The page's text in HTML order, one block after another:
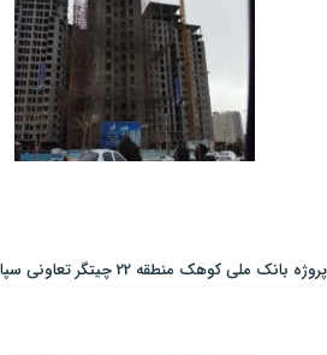
پروژه بانک ملی کوهک منطقه 22 چیتگر تعاونی سپاشهر